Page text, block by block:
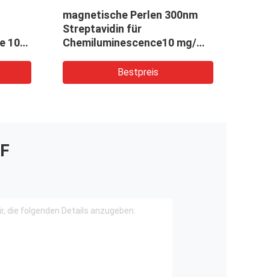
Perlen für
Zelldas
2μm Streptavidin SA
Chemolumineszenz 10